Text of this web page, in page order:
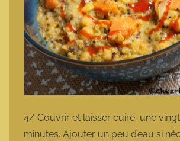
4/ Couvrir et laisser cuire une
minutes. Ajouter un peu d’eau si